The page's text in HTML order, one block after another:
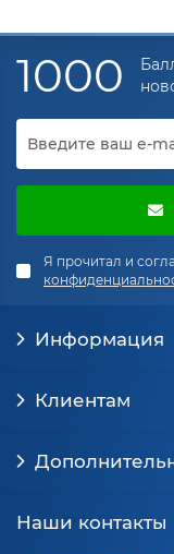
1000
Я прочитал и
Информация
Клиентам
Наши контакты